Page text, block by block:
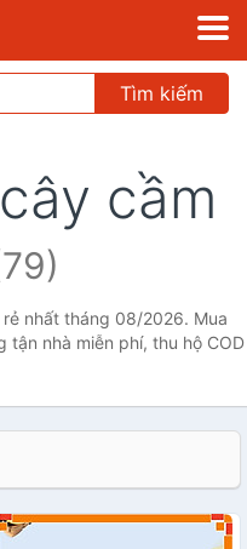
Tìm kiếm
cầm
nhất tháng 08/2026. Mua
nhà miễn phí, thu hộ COD